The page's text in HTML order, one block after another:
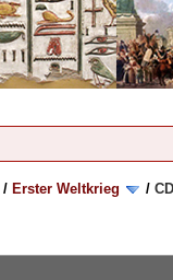
/ Erster Weltkrieg /